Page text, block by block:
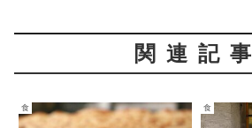
関連記事
食 食